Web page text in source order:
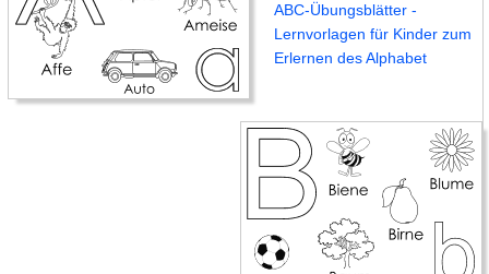
ABC-Übungsblätter -
Lernvorlagen für Kinder zum
Erlernen des Alphabet